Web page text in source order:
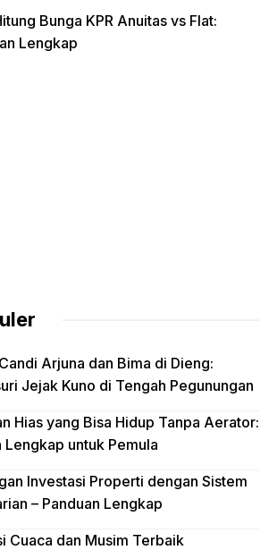
Bunga KPR Anuitas vs Flat:
Lengkap
Arjuna dan Bima di Dieng:
Jejak Kuno di Tengah Pegunungan
Hias yang Bisa Hidup Tanpa Aerator:
Lengkap untuk Pemula
Investasi Properti dengan Sistem
– Panduan Lengkap
Cuaca dan Musim Terbaik